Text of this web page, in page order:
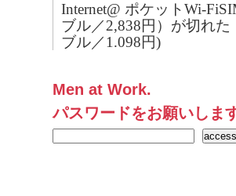
Internet@ ポケットWi-
ブル／2,838円）が切れ
ブル／1.098円)
Men at Work.
パスワードをお願いしま